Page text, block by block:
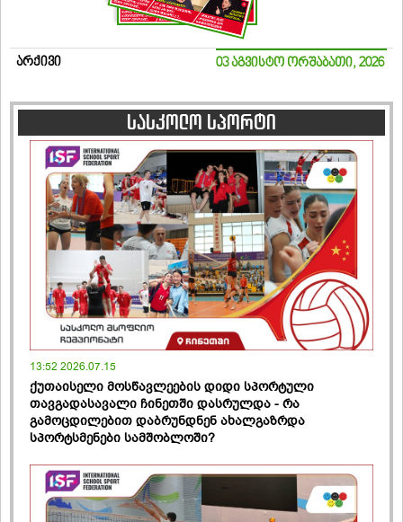
არქივი 03 აგვისტო ორშაბათი, 2026
სასკოლო სპორტი
13:52 2026.07.15
ქუთაისელი მოსწავლეების დიდი სპორტული
თავგადასავალი ჩინეთში დასრულდა - რა
გამოცდილებით დაბრუნდნენ ახალგაზრდა
სპორტსმენები სამშობლოში?